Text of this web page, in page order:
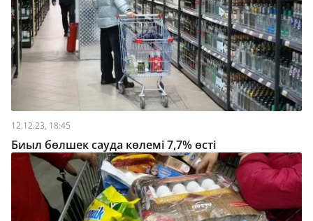
12.12.23, 18:45
Биыл бөлшек сауда көлемі 7,7% өсті